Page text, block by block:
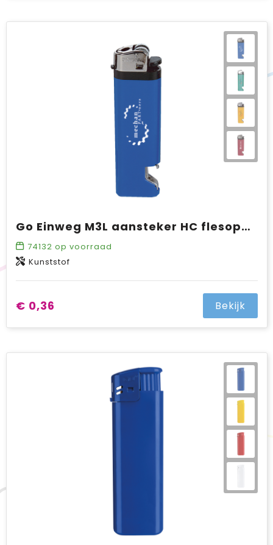
Go Einweg M3L aansteker HC flesopener
74132 op voorraad
Kunststof
€ 0,36 Bekijk